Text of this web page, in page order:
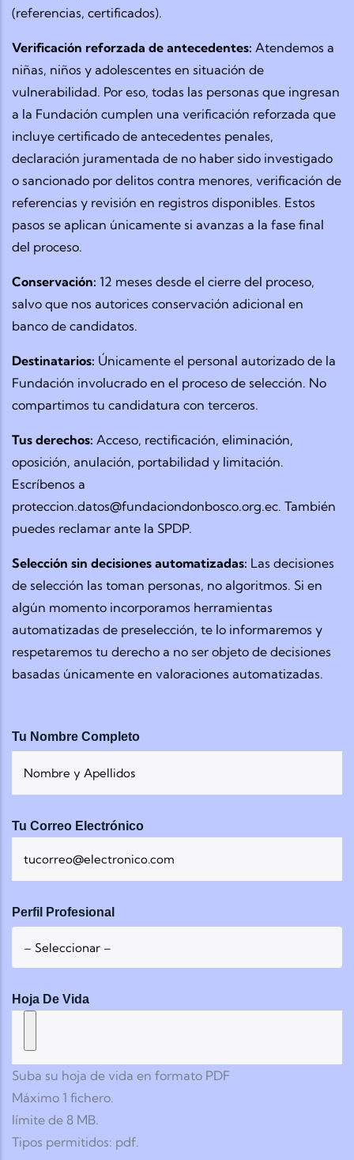
(referencias, certificados).
Verificación reforzada de antecedentes: Atendemos a
niñas, niños y adolescentes en situación de
vulnerabilidad. Por eso, todas las personas que ingresan
a la Fundación cumplen una verificación reforzada que
incluye certificado de antecedentes penales,
declaración juramentada de no haber sido investigado
o sancionado por delitos contra menores, verificación de
referencias y revisión en registros disponibles. Estos
pasos se aplican únicamente si avanzas a la fase final
del proceso.
Conservación: 12 meses desde el cierre del proceso,
salvo que nos autorices conservación adicional en
banco de candidatos.
Destinatarios: Únicamente el personal autorizado de la
Fundación involucrado en el proceso de selección. No
compartimos tu candidatura con terceros.
Tus derechos: Acceso, rectificación, eliminación,
oposición, anulación, portabilidad y limitación.
Escríbenos a
proteccion.datos@fundaciondonbosco.org.ec. También
puedes reclamar ante la SPDP.
Selección sin decisiones automatizadas: Las decisiones
de selección las toman personas, no algoritmos. Si en
algún momento incorporamos herramientas
automatizadas de preselección, te lo informaremos y
respetaremos tu derecho a no ser objeto de decisiones
basadas únicamente en valoraciones automatizadas.
Tu Nombre Completo
Tu Correo Electrónico
Perfil Profesional
Hoja De Vida
Suba su hoja de vida en formato PDF
Máximo 1 fichero.
límite de 8 MB.
Tipos permitidos: pdf.